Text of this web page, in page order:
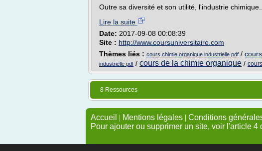
Outre sa diversité et son utilité, l'industrie chimique...
Lire la suite
Date: 2017-09-08 00:08:39
Site : http://www.coursuniversitaire.com
Thèmes liés : cours chimie organique industrielle pdf /
industrielle pdf / cours de la chimie organique /
8 Ressources
Accueil | Mentions légales | Conditions
Pour ajouter ou supprimer un site, voir l'article 4